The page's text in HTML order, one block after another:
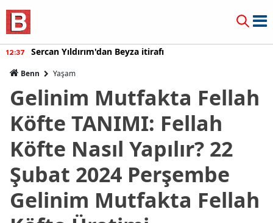
12:20 Burcu Özberk geri döndü!
Benn Yaşam
Gelinim Mutfakta Fellah
Köfte TANIMI: Fellah
Köfte Nasıl Yapılır? 22
Şubat 2024 Perşembe
Gelinim Mutfakta Fellah